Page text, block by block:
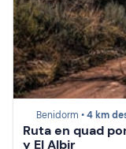
Benidorm •4 km
Ruta en quad
y El Albir